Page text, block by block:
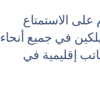
أكثر من 100 مليون مستخدم على الاستمتاع
في جميع أنحاء
تمتلك الشركة شبكة مبيعات عالمية تغطي 180 دولة ، ومكاتب إقليمية في